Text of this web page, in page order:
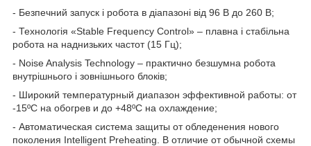
- Безпечний запуск і робота в діапазоні від 96 В до 260 В;
- Технологія «Stable Frequency Control» – плавна і стабільна
робота на наднизьких частот (15 Гц);
- Noise Analysis Technology – практично безшумна робота
внутрішнього і зовнішнього блоків;
- Широкий температурный диапазон эффективной работы: от
-15ºС на обогрев и до +48ºС на охлаждение;
- Автоматическая система защиты от обледенения нового
поколения Intelligent Preheating. В отличие от обычной схемы